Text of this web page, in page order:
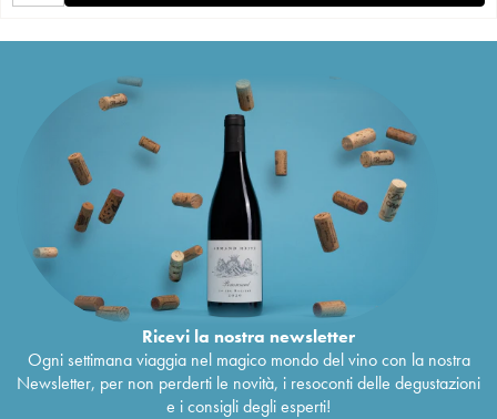
Ricevi la nostra newsletter
Ogni settimana viaggia nel magico mondo del vino con la nostra
Newsletter, per non perderti le novità, i resoconti delle degustazioni
e i consigli degli esperti!